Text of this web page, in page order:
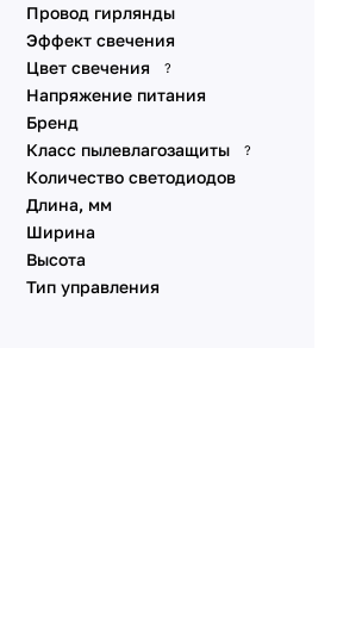
Провод гирлянды
Эффект свечения
Цвет свечения
?
Напряжение питания
Бренд
Класс пылевлагозащиты
?
Количество светодиодов
Длина, мм
Ширина
Высота
Тип управления